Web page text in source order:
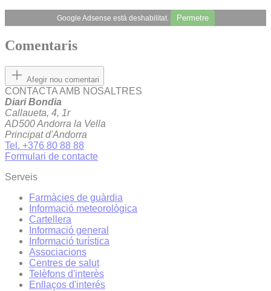
Google Adsense està deshabilitat. Permetre
Comentaris
Afegir nou comentari
CONTACTA AMB NOSALTRES
Diari Bondia
Callaueta, 4, 1r
AD500 Andorra la Vella
Principat d'Andorra
Tel. +376 80 88 88
Formulari de contacte
Serveis
Farmàcies de guàrdia
Informació meteorològica
Cartellera
Informació general
Informació turística
Associacions
Centres de salut
Telèfons d'interès
Enllaços d'interés